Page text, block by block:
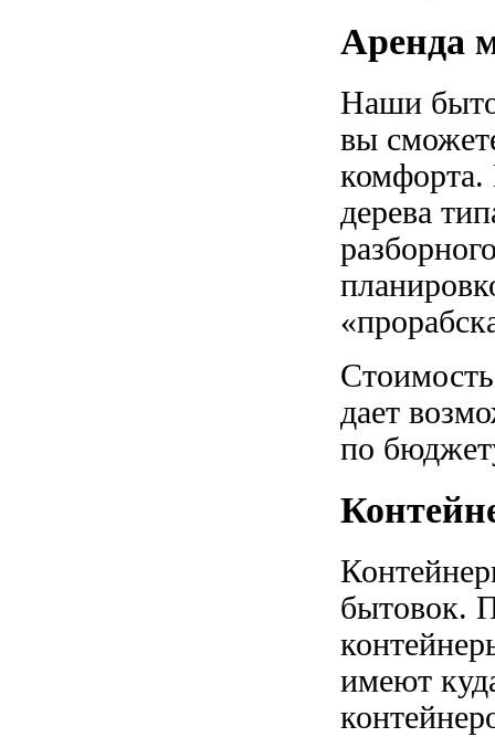
Аренда
Наши
вы
комфорта.
дерева
дает
по
бытовок.
имеют